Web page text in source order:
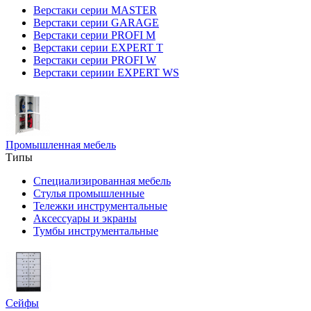
Верстаки серии MASTER
Верстаки серии GARAGE
Верстаки серии PROFI M
Верстаки серии EXPERT T
Верстаки серии PROFI W
Верстаки сериии EXPERT WS
Промышленная мебель
Типы
Специализированная мебель
Стулья промышленные
Тележки инструментальные
Аксессуары и экраны
Тумбы инструментальные
Сейфы